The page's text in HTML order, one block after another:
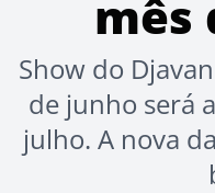
mês
Show do
de junho será
julho. A nova